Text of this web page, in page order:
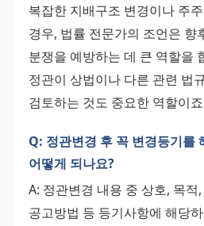
복잡한 지배구조 변경이나 주
경우, 법률 전문가의 조언은 향
분쟁을 예방하는 데 큰 역할을
정관이 상법이나 다른 관련 법
검토하는 것도 중요한 역할이
Q: 정관변경 후 꼭 변경등기를
어떻게 되나요?
A: 정관변경 내용 중 상호, 목적
공고방법 등 등기사항에 해당